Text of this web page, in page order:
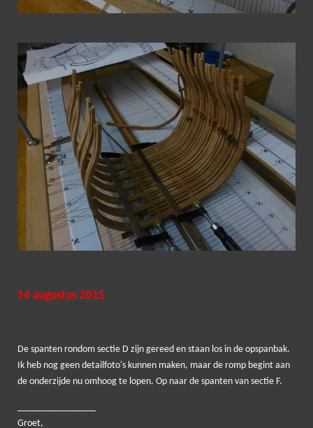
14 augustus 2015
De spanten rondom sectie D zijn gereed en staan los in de opspanbak.
Ik heb nog geen detailfoto's kunnen maken, maar de romp begint aan
de onderzijde nu omhoog te lopen. Op naar de spanten van sectie F.
Groet,